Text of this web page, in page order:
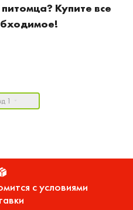
Купите все
1
с условиями